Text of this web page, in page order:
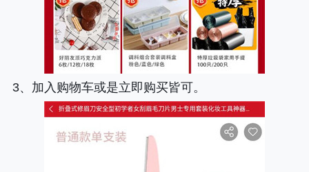
3、加入购物车或是立即购买皆可。